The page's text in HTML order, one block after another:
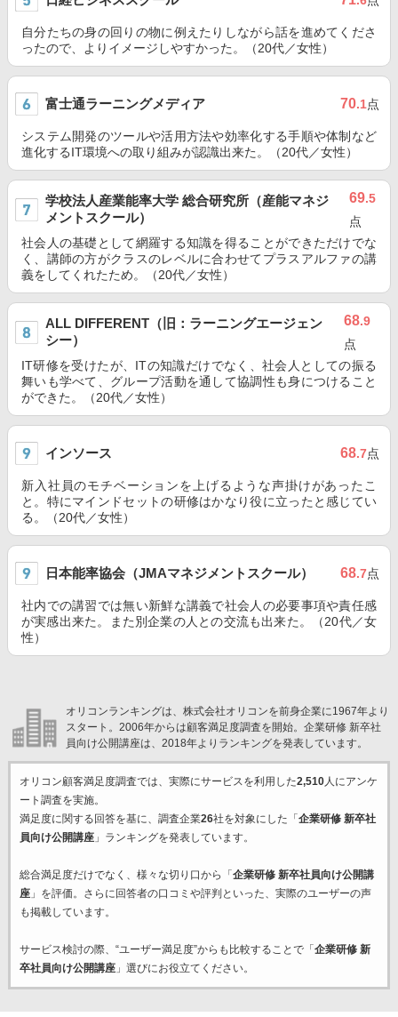
自分たちの身の回りの物に例えたりしながら話を進めてくださ
ったので、よりイメージしやすかった。（20代／女性）
富士通ラーニングメディア 70.1点
システム開発のツールや活用方法や効率化する手順や体制など
進化するIT環境への取り組みが認識出来た。（20代／女性）
学校法人産業能率大学 総合研究所（産能マネジ
メントスクール）
69.5
点
社会人の基礎として網羅する知識を得ることができただけでな
く、講師の方がクラスのレベルに合わせてプラスアルファの講
義をしてくれたため。（20代／女性）
ALL DIFFERENT（旧：ラーニングエージェン
シー）
68.9
点
IT研修を受けたが、ITの知識だけでなく、社会人としての振る
舞いも学べて、グループ活動を通して協調性も身につけること
ができた。（20代／女性）
インソース 68.7点
新入社員のモチベーションを上げるような声掛けがあったこ
と。特にマインドセットの研修はかなり役に立ったと感じてい
る。（20代／女性）
日本能率協会（JMAマネジメントスクール） 68.7点
社内での講習では無い新鮮な講義で社会人の必要事項や責任感
が実感出来た。また別企業の人との交流も出来た。（20代／女
性）
オリコンランキングは、株式会社オリコンを前身企業に1967年より
スタート。2006年からは顧客満足度調査を開始。企業研修 新卒社
員向け公開講座は、2018年よりランキングを発表しています。
オリコン顧客満足度調査では、実際にサービスを利用した2,510人にアンケ
ート調査を実施。
満足度に関する回答を基に、調査企業26社を対象にした「 企業研修 新卒社
員向け公開講座」ランキングを発表しています。
総合満足度だけでなく、様々な切り口から「 企業研修 新卒社員向け公開講
座」を評価。さらに回答者の口コミや評判といった、実際のユーザーの声
も掲載しています。
サービス検討の際、“ユーザー満足度”からも比較することで「 企業研修 新
卒社員向け公開講座」選びにお役立てください。